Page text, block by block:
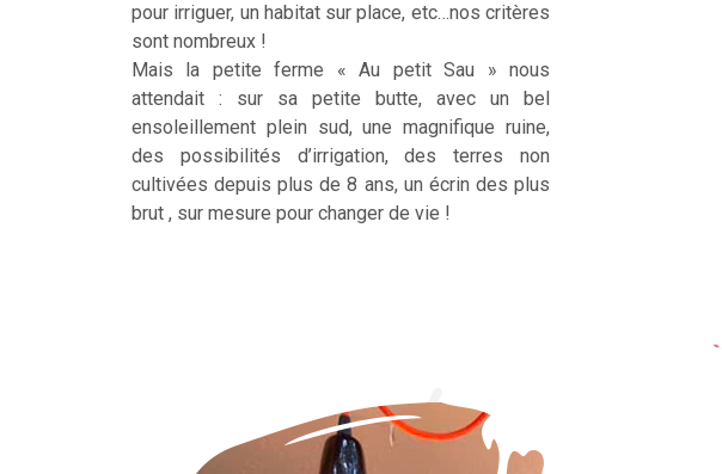
pour irriguer, un habitat sur place, etc…nos critères
sont nombreux !
Mais la petite ferme « Au petit Sau » nous
attendait : sur sa petite butte, avec un bel
ensoleillement plein sud, une magnifique ruine,
des possibilités d’irrigation, des terres non
cultivées depuis plus de 8 ans, un écrin des plus
brut , sur mesure pour changer de vie !